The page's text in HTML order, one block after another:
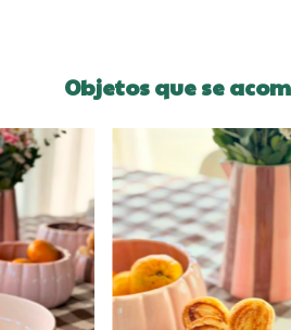
Objetos que se